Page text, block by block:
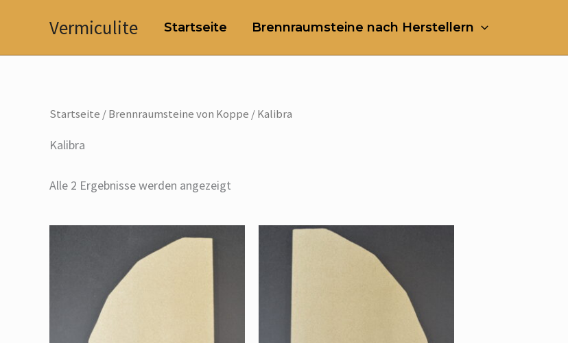
Vermiculite Startseite Brennraumsteine nach Herstellern
Startseite /Brennraumsteine von Koppe / Kalibra
Kalibra
Alle 2 Ergebnisse werden angezeigt